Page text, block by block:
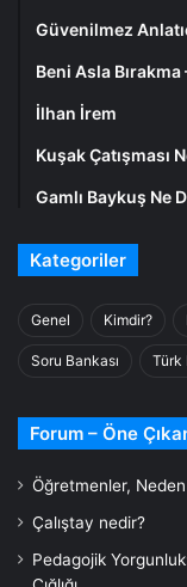
Güvenilmez
Beni Asla
İlhan İrem
Kuşak Çatışması
Gamlı Baykuş Ne
Kategoriler
Genel Kimdir?
Soru Bankası Türk
Forum – Öne
Öğretmenler,
Çalıştay nedir?
Pedagojik